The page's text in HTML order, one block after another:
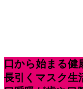
口から始まる健
長引くマスク生